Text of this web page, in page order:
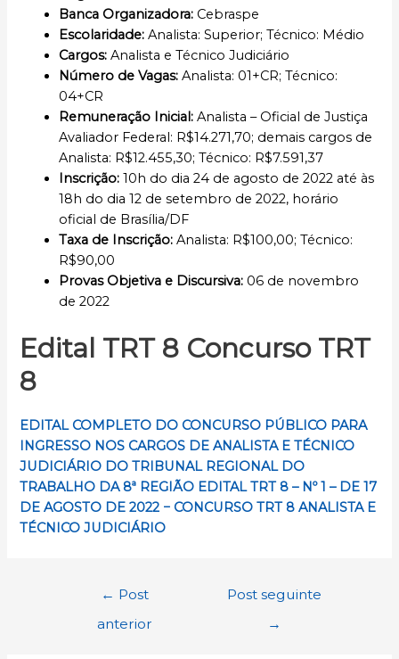
Banca Organizadora: Cebraspe
Escolaridade:Analista: Superior; Técnico: Médio
Cargos:Analista e Técnico Judiciário
Número de Vagas:Analista: 01+CR; Técnico:
04+CR
Remuneração Inicial : Analista – Oficial de Justiça
Avaliador Federal: R$14.271,70; demais cargos de
Analista: R$12.455,30; Técnico: R$7.591,37
Inscrição: 10h do dia 24 de agosto de 2022 até às
18h do dia 12 de setembro de 2022, horário
oficial de Brasília/DF
Taxa de Inscrição:Analista: R$100,00; Técnico:
R$90,00
Provas Objetiva e Discursiva: 06 de novembro
de 2022
Edital TRT 8 Concurso TRT
8
EDITAL COMPLETO DO CONCURSO PÚBLICO PARA
INGRESSO NOS CARGOS DE ANALISTA E TÉCNICO
JUDICIÁRIO DO TRIBUNAL REGIONAL DO
TRABALHO DA 8ª REGIÃO EDITAL TRT 8 – Nº 1 – DE 17
DE AGOSTO DE 2022 − CONCURSO TRT 8 ANALISTA E
TÉCNICO JUDICIÁRIO
Navegação
← Post
anterior
Post seguinte
→